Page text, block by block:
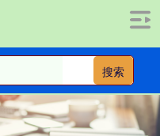
搜索